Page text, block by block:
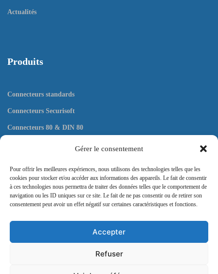
Gérer le consentement
Pour offrir les meilleures expériences, nous utilisons des technologies telles que les
cookies pour stocker et/ou accéder aux informations des appareils. Le fait de consentir
à ces technologies nous permettra de traiter des données telles que le comportement de
navigation ou les ID uniques sur ce site. Le fait de ne pas consentir ou de retirer son
consentement peut avoir un effet négatif sur certaines caractéristiques et fonctions.
Accepter
Refuser
Actualités
Produits
Connecteurs standards
Connecteurs Securisoft
Connecteurs 80 & DIN 80